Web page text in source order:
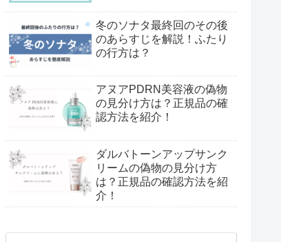
冬のソナタ最終回のその後
のあらすじを解説！ふたり
の行方は？
アヌアPDRN美容液の偽物
の見分け方は？正規品の確
認方法を紹介！
ダルバトーンアップサンク
リームの偽物の見分け方
は？正規品の確認方法を紹
介！